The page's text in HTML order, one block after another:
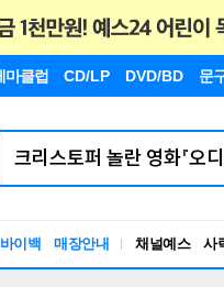
마클럽 CD/LP DVD/BD 문
바이백 매장안내 채널예스 사